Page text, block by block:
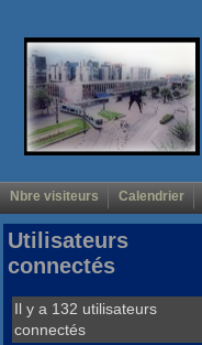
Nbre visiteurs Calendrier
Utilisateurs
connectés
Il y a 132 utilisateurs
connectés